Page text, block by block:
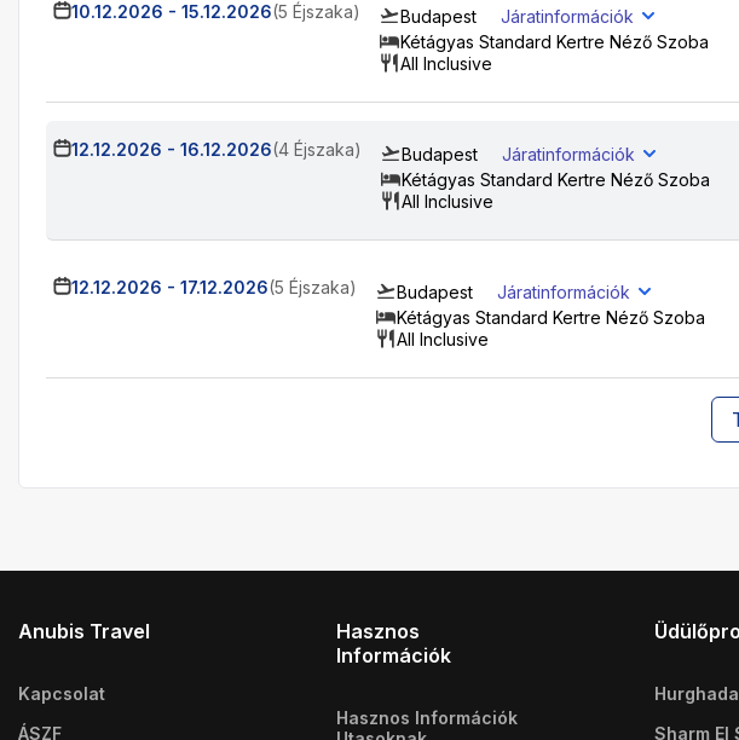
10.12.2026 - 15.12.2026(5 Éjszaka) Budapest
Járatinformációk
Kétágyas Standard Kertre Néző Szoba
All Inclusive
12.12.2026 - 16.12.2026(4 Éjszaka) Budapest
Járatinformációk
Kétágyas Standard Kertre Néző Szoba
All Inclusive
12.12.2026 - 17.12.2026(5 Éjszaka) Budapest
Járatinformációk
Kétágyas Standard Kertre Néző Szoba
All Inclusive
Anubis Travel
Kapcsolat
ÁSZF
Hasznos
Információk
Hasznos Információk
Sharm El